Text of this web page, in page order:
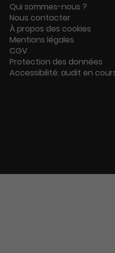
Qui sommes-nous ?
Nous contacter
À propos des cookies
Mentions légales
CGV
Protection des données
Accessibilité: audit en